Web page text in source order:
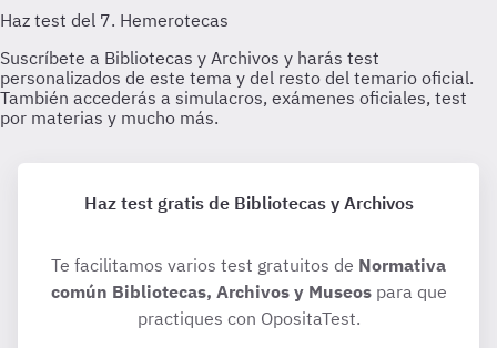
Haz test gratis de Bibliotecas y Archivos
Te facilitamos varios test gratuitos de Normativa
común Bibliotecas, Archivos y Museospara que
practiques con OpositaTest.